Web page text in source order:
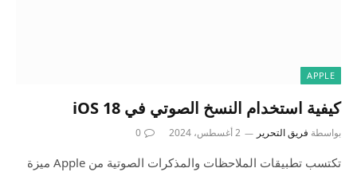
APPLE
كيفية استخدام النسخ الصوتي في iOS 18
بواسطة فريق التحرير 2 أغسطس، 2024 0
تكتسب تطبيقات الملاحظات والمذكرات الصوتية من Apple ميزة